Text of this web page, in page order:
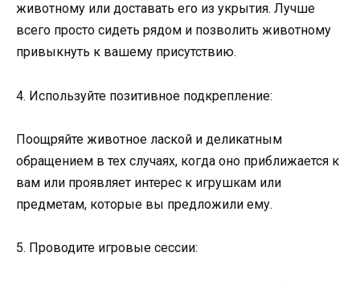
животному или доставать его из укрытия. Лучше
всего просто сидеть рядом и позволить животному
привыкнуть к вашему присутствию.
4. Используйте позитивное подкрепление:
Поощряйте животное лаской и деликатным
обращением в тех случаях, когда оно приближается к
вам или проявляет интерес к игрушкам или
предметам, которые вы предложили ему.
5. Проводите игровые сессии: